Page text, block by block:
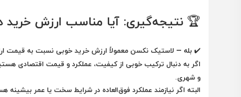
🏆 نتیجه‌گیری: آیا مناسب ارزش خرید
✔️بله — لاستیک نکسن معمولاً ارزش خرید خوبی نسبت به قیمت
اگر به دنبال ترکیب خوبی از کیفیت، عملکرد و قیمت اقتصادی
و شهری.
البته اگر نیازمند عملکرد فوق‌العاده در شرایط سخت یا عمر بیشینه